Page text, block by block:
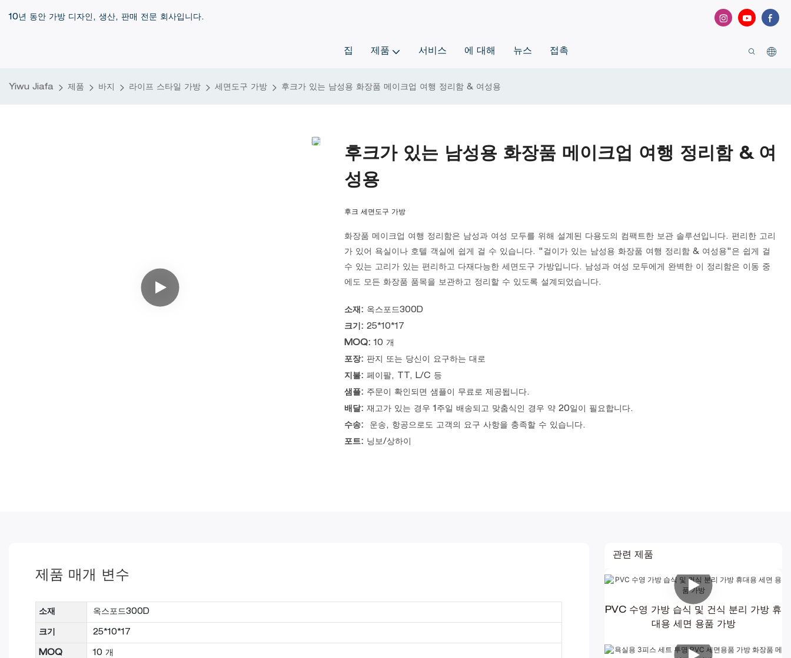
10년 동안 가방 디자인, 생산, 판매 전문 회사입니다.
집 제품 서비스 에 대해 뉴스 접촉
Yiwu Jiafa 제품 바지 라이프 스타일 가방 세면도구 가방 후크가 있는 남성용 화장품 메이크업 여행 정리함 & 여성용
후크가 있는 남성용 화장품 메이크업 여행 정리함 & 여
성용
후크 세면도구 가방
화장품 메이크업 여행 정리함은 남성과 여성 모두를 위해 설계된 다용도의 컴팩트한 보관 솔루션입니다. 편리한 고리
가 있어 욕실이나 호텔 객실에 쉽게 걸 수 있습니다. "걸이가 있는 남성용 화장품 여행 정리함 & 여성용"은 쉽게 걸
수 있는 고리가 있는 편리하고 다재다능한 세면도구 가방입니다. 남성과 여성 모두에게 완벽한 이 정리함은 이동 중
에도 모든 화장품 품목을 보관하고 정리할 수 있도록 설계되었습니다.
소재: 옥스포드300D
크기: 25*10*17
MOQ:10 개
포장: 판지 또는 당신이 요구하는 대로
지불: 페이팔, TT, L/C 등
샘플: 주문이 확인되면 샘플이 무료로 제공됩니다.
배달: 재고가 있는 경우 1주일 배송되고 맞춤식인 경우 약 20일이 필요합니다.
수송:
운송, 항공으로도 고객의 요구 사항을 충족할 수 있습니다.
포트: 닝보/상하이
제품 매개 변수
소재 옥스포드300D
크기 25*10*17
MOQ 10 개
관련 제품
PVC 수영 가방 습식 및 건식 분리 가방 휴
대용 세면 용품 가방